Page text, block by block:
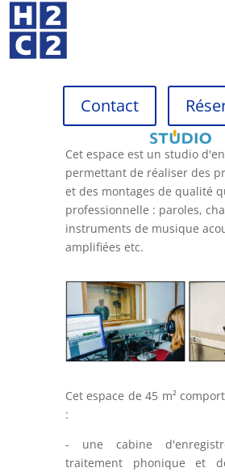
Contact
Cet espace est un studio
permettant de réaliser des
et des montages de qualité
professionnelle : paroles,
instruments de musique
amplifiées etc.
Cet espace de 45 m²
:
- une cabine
traitement phonique et